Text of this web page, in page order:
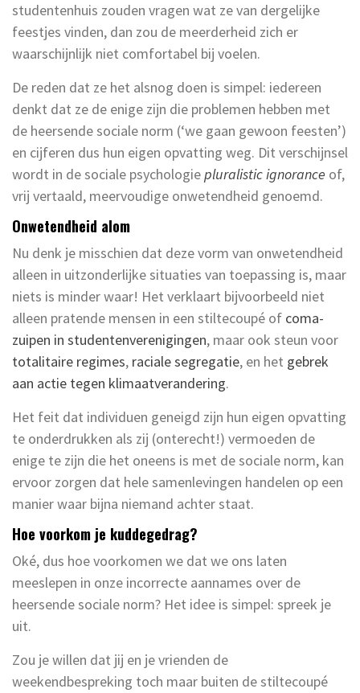
studentenhuis zouden vragen wat ze van dergelijke
feestjes vinden, dan zou de meerderheid zich er
waarschijnlijk niet comfortabel bij voelen.
De reden dat ze het alsnog doen is simpel: iedereen
denkt dat ze de enige zijn die problemen hebben met
de heersende sociale norm (‘we gaan gewoon feesten’)
en cijferen dus hun eigen opvatting weg. Dit verschijnsel
wordt in de sociale psychologiepluralistic ignorance of,
vrij vertaald, meervoudige onwetendheid genoemd.
Onwetendheid alom
Nu denk je misschien dat deze vorm van onwetendheid
alleen in uitzonderlijke situaties van toepassing is, maar
niets is minder waar! Het verklaart bijvoorbeeld niet
alleen pratende mensen in een stiltecoupé of coma-
zuipen in studentenverenigingen, maar ook steun voor
totalitaire regimes, raciale segregatie, en het gebrek
aan actie tegen klimaatverandering.
Het feit dat individuen geneigd zijn hun eigen opvatting
te onderdrukken als zij (onterecht!) vermoeden de
enige te zijn die het oneens is met de sociale norm, kan
ervoor zorgen dat hele samenlevingen handelen op een
manier waar bijna niemand achter staat.
Hoe voorkom je kuddegedrag?
Oké, dus hoe voorkomen we dat we ons laten
meeslepen in onze incorrecte aannames over de
heersende sociale norm? Het idee is simpel: spreek je
uit.
Zou je willen dat jij en je vrienden de
weekendbespreking toch maar buiten de stiltecoupé